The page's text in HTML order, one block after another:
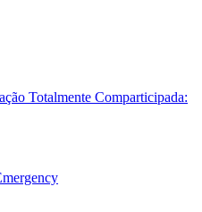
Totalmente Comparticipada: